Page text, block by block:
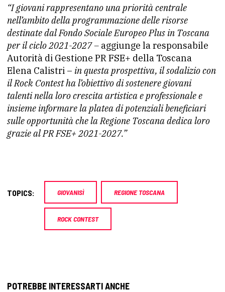
“I giovani rappresentano una priorità centrale
nell’ambito della programmazione delle risorse
destinate dal Fondo Sociale Europeo Plus in Toscana
per il ciclo 2021-2027 – aggiunge la responsabile
Autorità di Gestione PR FSE+ della Toscana
Elena Calistri – in questa prospettiva, il sodalizio con
il Rock Contest ha l’obiettivo di sostenere giovani
talenti nella loro crescita artistica e professionale e
insieme informare la platea di potenziali beneficiari
sulle opportunità che la Regione Toscana dedica loro
grazie al PR FSE+ 2021-2027.”
TOPICS: GIOVANISÌ REGIONE TOSCANA
ROCK CONTEST
POTREBBE INTERESSARTI ANCHE